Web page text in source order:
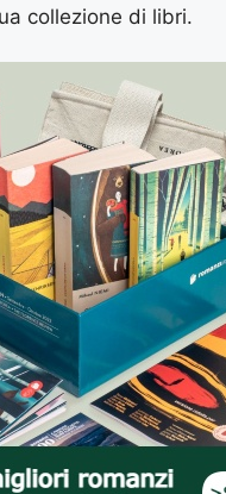
collezione di libri.